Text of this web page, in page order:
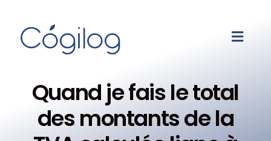
Quand je fais le total
des montants de la